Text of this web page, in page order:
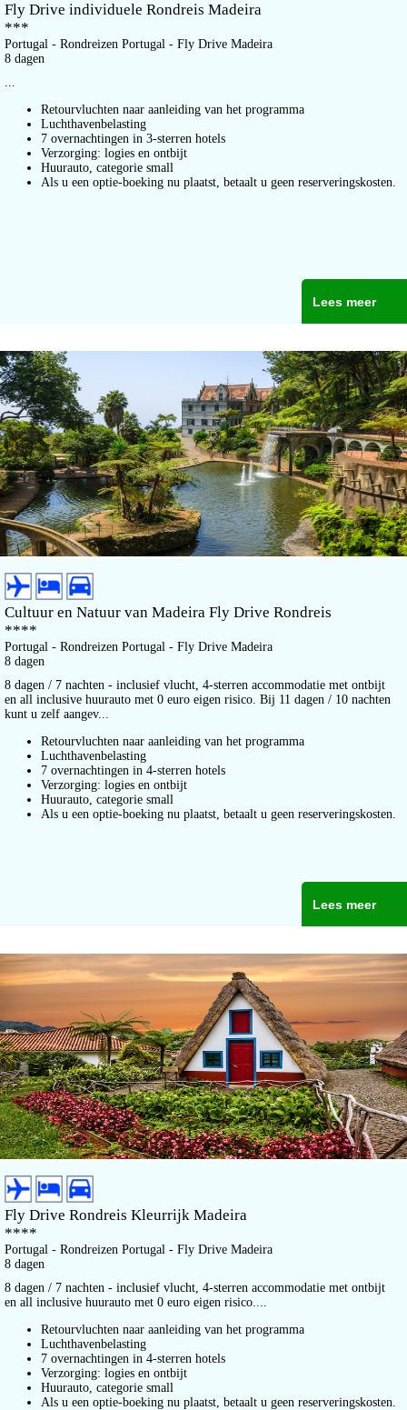
Fly Drive individuele Rondreis Madeira
***
Portugal - Rondreizen Portugal - Fly Drive Madeira
8 dagen
...
Retourvluchten naar aanleiding van het programma
Luchthavenbelasting
7 overnachtingen in 3-sterren hotels
Verzorging: logies en ontbijt
Huurauto, categorie small
Als u een optie-boeking nu plaatst, betaalt u geen reserveringskosten.
Lees meer
Cultuur en Natuur van Madeira Fly Drive Rondreis
****
Portugal - Rondreizen Portugal - Fly Drive Madeira
8 dagen
8 dagen / 7 nachten - inclusief vlucht, 4-sterren accommodatie met ontbijt
en all inclusive huurauto met 0 euro eigen risico. Bij 11 dagen / 10 nachten
kunt u zelf aangev...
Retourvluchten naar aanleiding van het programma
Luchthavenbelasting
7 overnachtingen in 4-sterren hotels
Verzorging: logies en ontbijt
Huurauto, categorie small
Als u een optie-boeking nu plaatst, betaalt u geen reserveringskosten.
Lees meer
Fly Drive Rondreis Kleurrijk Madeira
****
Portugal - Rondreizen Portugal - Fly Drive Madeira
8 dagen
8 dagen / 7 nachten - inclusief vlucht, 4-sterren accommodatie met ontbijt
en all inclusive huurauto met 0 euro eigen risico....
Retourvluchten naar aanleiding van het programma
Luchthavenbelasting
7 overnachtingen in 4-sterren hotels
Verzorging: logies en ontbijt
Huurauto, categorie small
Als u een optie-boeking nu plaatst, betaalt u geen reserveringskosten.